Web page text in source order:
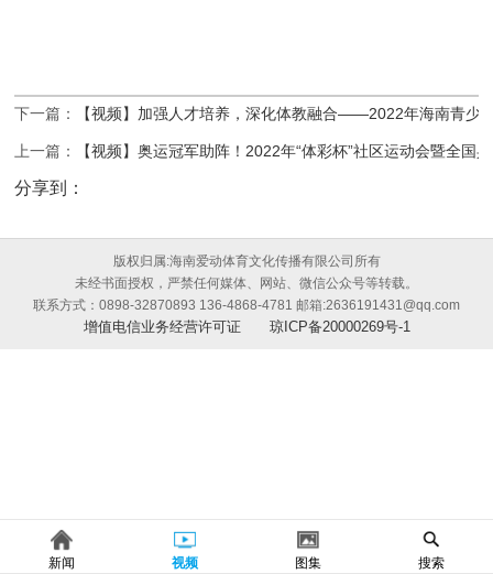
新闻 视频 图集 搜索
下一篇： 【视频】加强人才培养，深化体教融合——2022年海南青少
上一篇： 【视频】奥运冠军助阵！2022年“体彩杯”社区运动会暨全国
分享到：
版权归属:海南爱动体育文化传播有限公司所有
未经书面授权，严禁任何媒体、网站、微信公众号等转载。
联系方式：0898-32870893 136-4868-4781 邮箱:2636191431@qq.com
增值电信业务经营许可证 琼ICP备20000269号-1